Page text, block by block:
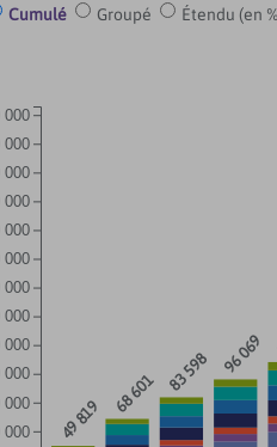
Cumulé Groupé Étendu (en
000
000
000
000
000
000
000
000
000
000
000
000
83 598
49 819
68 601
96 069